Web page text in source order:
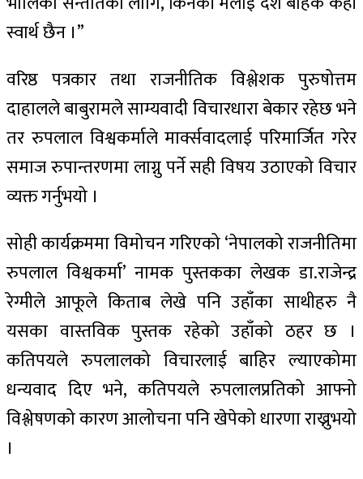
स्वार्थ छैन ।”
वरिष्ठ पत्रकार तथा राजनीतिक विश्लेशक पुरुषोत्तम
दाहालले बाबुरामले साम्यवादी विचारधारा बेकार रहेछ भने
तर रुपलाल विश्वकर्माले मार्क्सवादलाई परिमार्जित गरेर
समाज रुपान्तरणमा लाग्नु पर्ने सही विषय उठाएको विचार
व्यक्त गर्नुभयो ।
सोही कार्यक्रममा विमोचन गरिएको ‘नेपालको राजनीतिमा
रुपलाल विश्वकर्मा’ नामक पुस्तकका लेखक डा.राजेन्द्र
रेग्मीले आफूले किताब लेखे पनि उहाँका साथीहरु नै
यसका वास्तविक पुस्तक रहेको उहाँको ठहर छ ।
कतिपयले रुपलालको विचारलाई बाहिर ल्याएकोमा
धन्यवाद दिए भने, कतिपयले रुपलालप्रतिको आफ्नो
विश्लेषणको कारण आलोचना पनि खेपेको धारणा राख्नुभयो
।